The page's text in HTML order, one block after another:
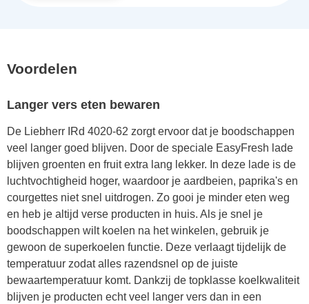
Voordelen
Langer vers eten bewaren
De Liebherr IRd 4020-62 zorgt ervoor dat je boodschappen
veel langer goed blijven. Door de speciale EasyFresh lade
blijven groenten en fruit extra lang lekker. In deze lade is de
luchtvochtigheid hoger, waardoor je aardbeien, paprika's en
courgettes niet snel uitdrogen. Zo gooi je minder eten weg
en heb je altijd verse producten in huis. Als je snel je
boodschappen wilt koelen na het winkelen, gebruik je
gewoon de superkoelen functie. Deze verlaagt tijdelijk de
temperatuur zodat alles razendsnel op de juiste
bewaartemperatuur komt. Dankzij de topklasse koelkwaliteit
blijven je producten echt veel langer vers dan in een